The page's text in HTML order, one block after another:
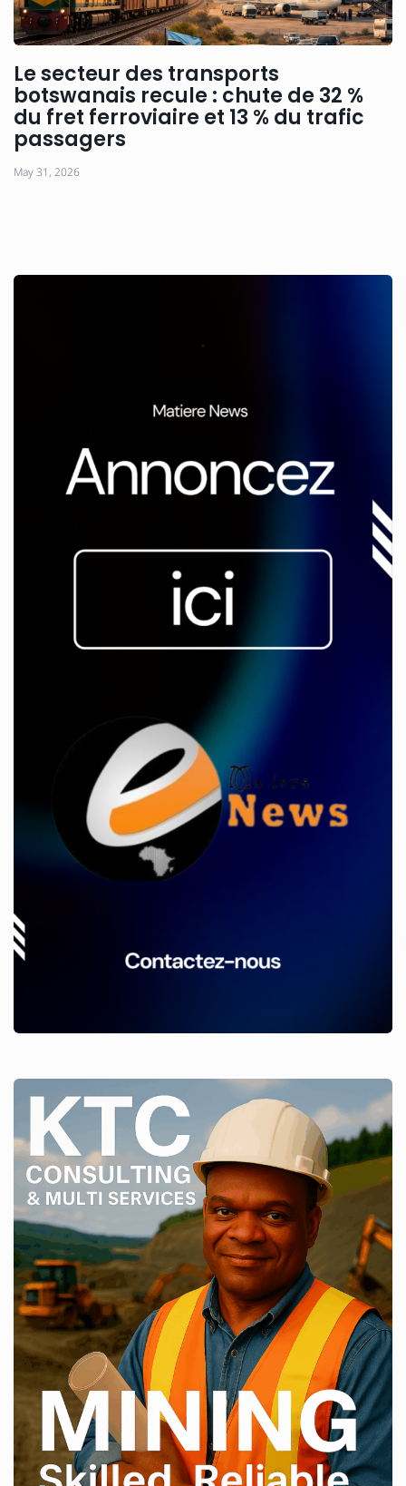
Le secteur des transports
botswanais recule : chute de 32 %
du fret ferroviaire et 13 % du trafic
passagers
May 31, 2026